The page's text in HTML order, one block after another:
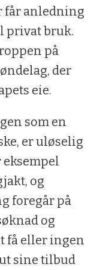
får anledning
privat bruk.
på
der
eie.
som en
er uløselig
eksempel
og
foregår på
og
få eller ingen
sine tilbud